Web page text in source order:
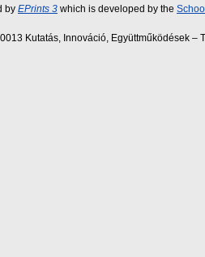
by EPrints 3 which is developed by the
Kutatás, Innováció, Együttműködések